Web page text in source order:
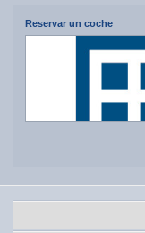
Reservar un coche